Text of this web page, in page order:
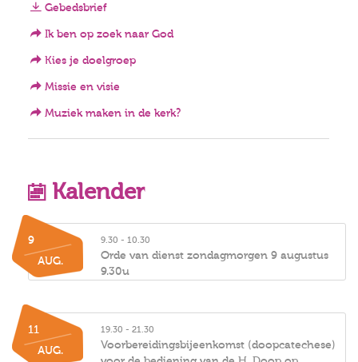
Gebedsbrief
Ik ben op zoek naar God
Kies je doelgroep
Missie en visie
Muziek maken in de kerk?
Kalender
9
AUG.
9.30 - 10.30
Orde van dienst zondagmorgen 9 augustus
9.30u
11
AUG.
19.30 - 21.30
Voorbereidingsbijeenkomst (doopcatechese)